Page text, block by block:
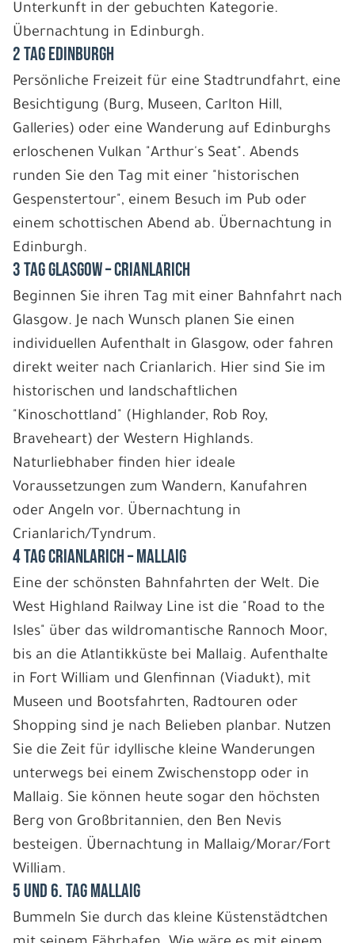
Unterkunft in der gebuchten Kategorie.
Übernachtung in Edinburgh.
2 Tag Edinburgh
Persönliche Freizeit für eine Stadtrundfahrt, eine
Besichtigung (Burg, Museen, Carlton Hill,
Galleries) oder eine Wanderung auf Edinburghs
erloschenen Vulkan "Arthur's Seat". Abends
runden Sie den Tag mit einer "historischen
Gespenstertour", einem Besuch im Pub oder
einem schottischen Abend ab. Übernachtung in
Edinburgh.
3 Tag Glasgow – Crianlarich
Beginnen Sie ihren Tag mit einer Bahnfahrt nach
Glasgow. Je nach Wunsch planen Sie einen
individuellen Aufenthalt in Glasgow, oder fahren
direkt weiter nach Crianlarich. Hier sind Sie im
historischen und landschaftlichen
"Kinoschottland" (Highlander, Rob Roy,
Braveheart) der Western Highlands.
Naturliebhaber finden hier ideale
Voraussetzungen zum Wandern, Kanufahren
oder Angeln vor. Übernachtung in
Crianlarich/Tyndrum.
4 Tag Crianlarich – Mallaig
Eine der schönsten Bahnfahrten der Welt. Die
West Highland Railway Line ist die "Road to the
Isles" über das wildromantische Rannoch Moor,
bis an die Atlantikküste bei Mallaig. Aufenthalte
in Fort William und Glenfinnan (Viadukt), mit
Museen und Bootsfahrten, Radtouren oder
Shopping sind je nach Belieben planbar. Nutzen
Sie die Zeit für idyllische kleine Wanderungen
unterwegs bei einem Zwischenstopp oder in
Mallaig. Sie können heute sogar den höchsten
Berg von Großbritannien, den Ben Nevis
besteigen. Übernachtung in Mallaig/Morar/Fort
William.
5 und 6. Tag Mallaig
Bummeln Sie durch das kleine Küstenstädtchen